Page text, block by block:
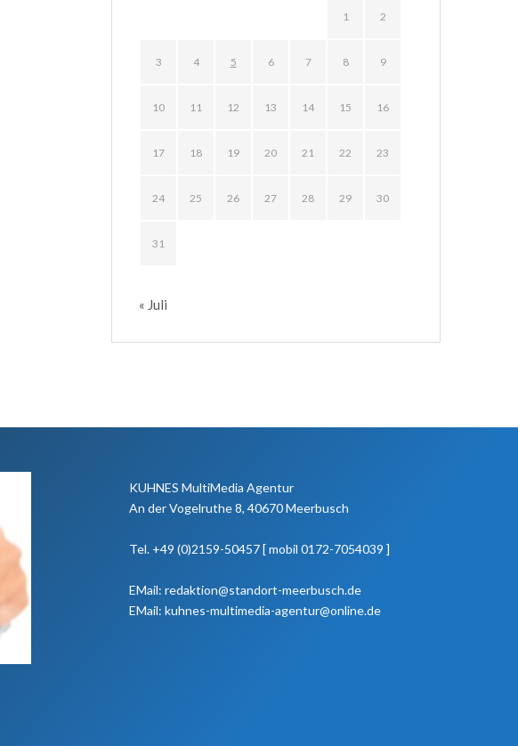
1 2
3 4 5 6 7 8 9
10 11 12 13 14 15 16
17 18 19 20 21 22 23
24 25 26 27 28 29 30
31
« Juli
KUHNES MultiMedia Agentur
An der Vogelruthe 8, 40670 Meerbusch
Tel. +49 (0)2159-50457 [ mobil 0172-7054039 ]
EMail: redaktion@standort-meerbusch.de
EMail: kuhnes-multimedia-agentur@online.de